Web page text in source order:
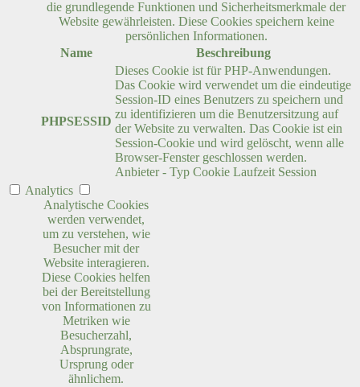
die grundlegende Funktionen und Sicherheitsmerkmale der
Website gewährleisten. Diese Cookies speichern keine
persönlichen Informationen.
Name
Beschreibung
PHPSESSID
Dieses Cookie ist für PHP-Anwendungen.
Das Cookie wird verwendet um die eindeutige
Session-ID eines Benutzers zu speichern und
zu identifizieren um die Benutzersitzung auf
der Website zu verwalten. Das Cookie ist ein
Session-Cookie und wird gelöscht, wenn alle
Browser-Fenster geschlossen werden.
Anbieter - Typ Cookie Laufzeit Session
Analytics
Analytische Cookies
werden verwendet,
um zu verstehen, wie
Besucher mit der
Website interagieren.
Diese Cookies helfen
bei der Bereitstellung
von Informationen zu
Metriken wie
Besucherzahl,
Absprungrate,
Ursprung oder
ähnlichem.